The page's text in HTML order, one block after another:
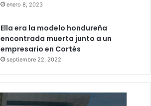
enero 8, 2023
Ella era la modelo hondureña
encontrada muerta junto a un
empresario en Cortés
septiembre 22, 2022